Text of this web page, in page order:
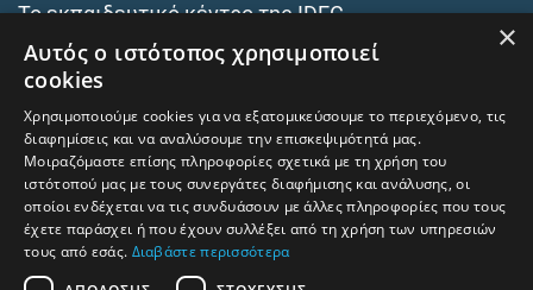
Το εκπαιδευτικό κέντρο της IDEC
Ευρωπαϊκά εκπαιδευτικά προγράμματα
Ενδοεταιρικά σεμινάρια
trainingcentre.gr
Όροι χρήσης – Προστασία προσωπικών δεδομένων
×
Αυτός ο ιστότοπος χρησιμοποιεί
cookies
Χρησιμοποιούμε cookies για να εξατομικεύσουμε το περιεχόμενο, τις
διαφημίσεις και να αναλύσουμε την επισκεψιμότητά μας.
Μοιραζόμαστε επίσης πληροφορίες σχετικά με τη χρήση του
ιστότοπού μας με τους συνεργάτες διαφήμισης και ανάλυσης, οι
οποίοι ενδέχεται να τις συνδυάσουν με άλλες πληροφορίες που τους
έχετε παράσχει ή που έχουν συλλέξει από τη χρήση των υπηρεσιών
τους από εσάς. Διαβάστε περισσότερα